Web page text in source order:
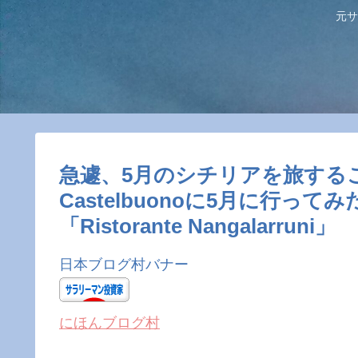
元
急遽、5月のシチリアを旅す
Castelbuonoに5月に行って
「Ristorante Nangalarruni」
日本ブログ村バナー
にほんブログ村